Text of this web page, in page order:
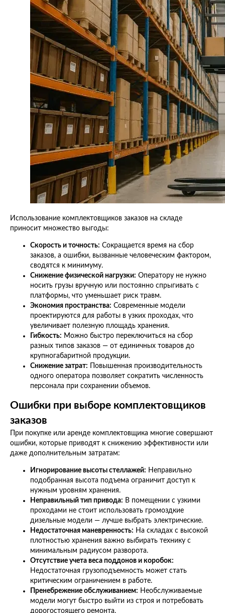
Использование комплектовщиков заказов на складе
приносит множество выгоды:
Скорость и точность: Сокращается время на сбор
заказов, а ошибки, вызванные человеческим фактором,
сводятся к минимуму.
Снижение физической нагрузки: Оператору не нужно
носить грузы вручную или постоянно спрыгивать с
платформы, что уменьшает риск травм.
Экономия пространства: Современные модели
проектируются для работы в узких проходах, что
увеличивает полезную площадь хранения.
Гибкость: Можно быстро переключиться на сбор
разных типов заказов — от единичных товаров до
крупногабаритной продукции.
Снижение затрат: Повышенная производительность
одного оператора позволяет сократить численность
персонала при сохранении объемов.
Ошибки при выборе комплектовщиков
заказов
При покупке или аренде комплектовщика многие совершают
ошибки, которые приводят к снижению эффективности или
даже дополнительным затратам:
Игнорирование высоты стеллажей: Неправильно
подобранная высота подъема ограничит доступ к
нужным уровням хранения.
Неправильный тип привода: В помещении с узкими
проходами не стоит использовать громоздкие
дизельные модели — лучше выбрать электрические.
Недостаточная маневренность: На складах с высокой
плотностью хранения важно выбирать технику с
минимальным радиусом разворота.
Отсутствие учета веса поддонов и коробок:
Недостаточная грузоподъемность может стать
критическим ограничением в работе.
Пренебрежение обслуживанием: Необслуживаемые
модели могут быстро выйти из строя и потребовать
дорогостоящего ремонта.